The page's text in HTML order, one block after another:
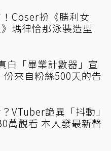
Coser扮《勝利女
瑪律恰那泳裝造型
白「畢業計數器」宣
份來自粉絲500天的告
VTuber詭異「抖動」
萬觀看 本人發最新聲